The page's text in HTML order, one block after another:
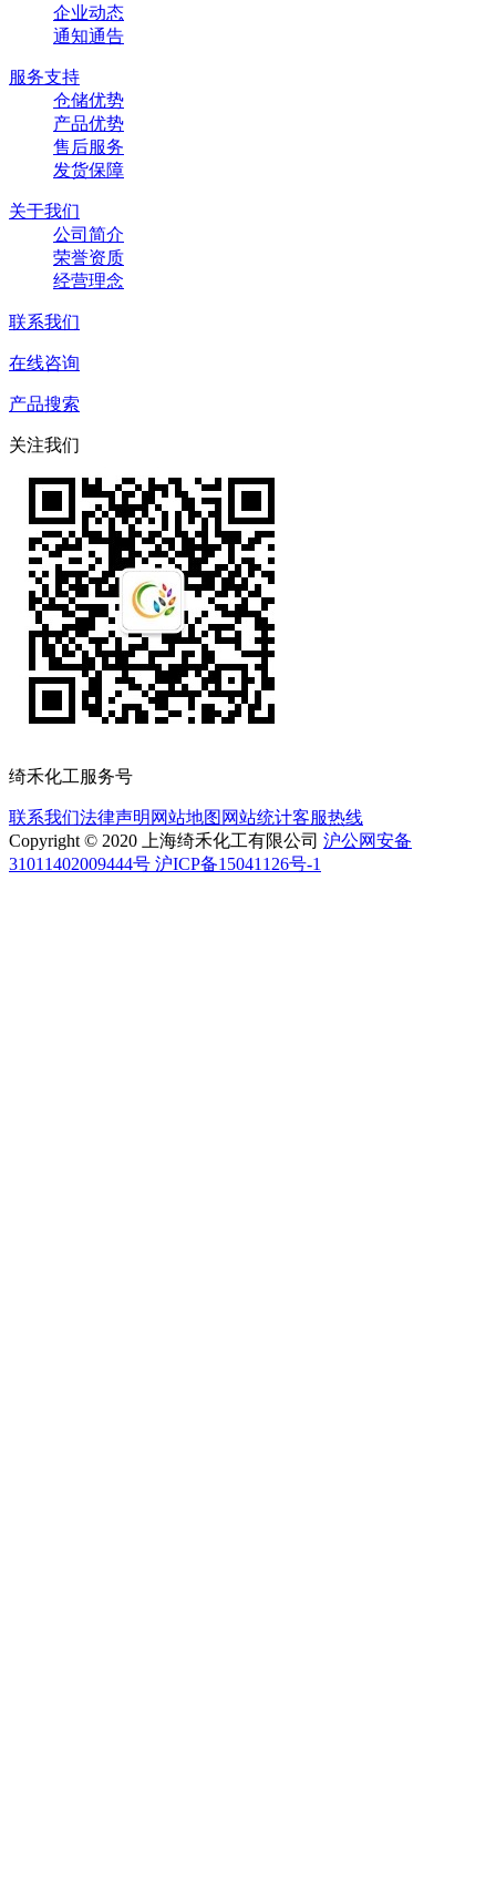
企业动态
通知通告
服务支持
仓储优势
产品优势
售后服务
发货保障
关于我们
公司简介
荣誉资质
经营理念
联系我们
在线咨询
产品搜索
关注我们
绮禾化工服务号
联系我们法律声明 网站地图 网站统计客服热线
Copyright © 2020 上海绮禾化工有限公司 沪公网安备
31011402009444号 沪ICP备15041126号-1